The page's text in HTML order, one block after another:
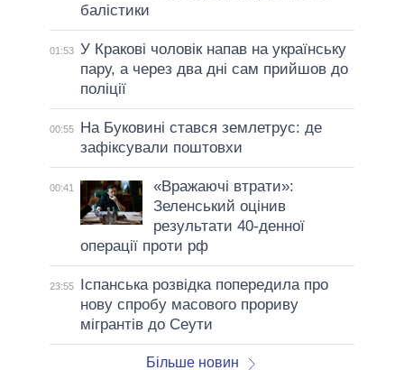
балістики
01:53 У Кракові чоловік напав на українську
пару, а через два дні сам прийшов до
поліції
00:55
На Буковині стався землетрус: де
зафіксували поштовхи
00:41
«Вражаючі втрати»:
Зеленський оцінив
результати 40-денної
операції проти рф
23:55
Іспанська розвідка попередила про
нову спробу масового прориву
мігрантів до Сеути
Більше новин